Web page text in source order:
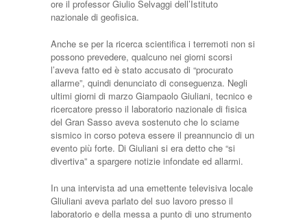
ore il professor Giulio Selvaggi dell’Istituto
nazionale di geofisica.
Anche se per la ricerca scientifica i terremoti non si
possono prevedere, qualcuno nei giorni scorsi
l’aveva fatto ed è stato accusato di “procurato
allarme”, quindi denunciato di conseguenza. Negli
ultimi giorni di marzo Giampaolo Giuliani, tecnico e
ricercatore presso il laboratorio nazionale di fisica
del Gran Sasso aveva sostenuto che lo sciame
sismico in corso poteva essere il preannuncio di un
evento più forte. Di Giuliani si era detto che “si
divertiva” a spargere notizie infondate ed allarmi.
In una intervista ad una emettente televisiva locale
Gliuliani aveva parlato del suo lavoro presso il
laboratorio e della messa a punto di uno strumento